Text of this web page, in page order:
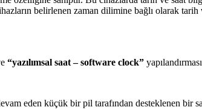
belirlenen zaman dilimine bağlı olarak
“yazılımsal saat – software clock”
eden küçük bir pil tarafından desteklenen